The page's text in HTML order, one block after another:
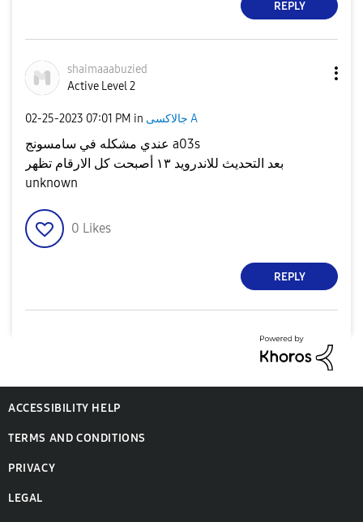
REPLY
shaimaaabuzied
Active Level 2
‎02-25-2023 07:01 PM in جالاكسى A
عندي مشكله في سامسونج a03s
بعد التحديث للاندرويد ١٣ أصبحت كل الارقام تظهر
unknown
0 Likes
REPLY
ACCESSIBILITY HELP
TERMS AND CONDITIONS
PRIVACY
LEGAL